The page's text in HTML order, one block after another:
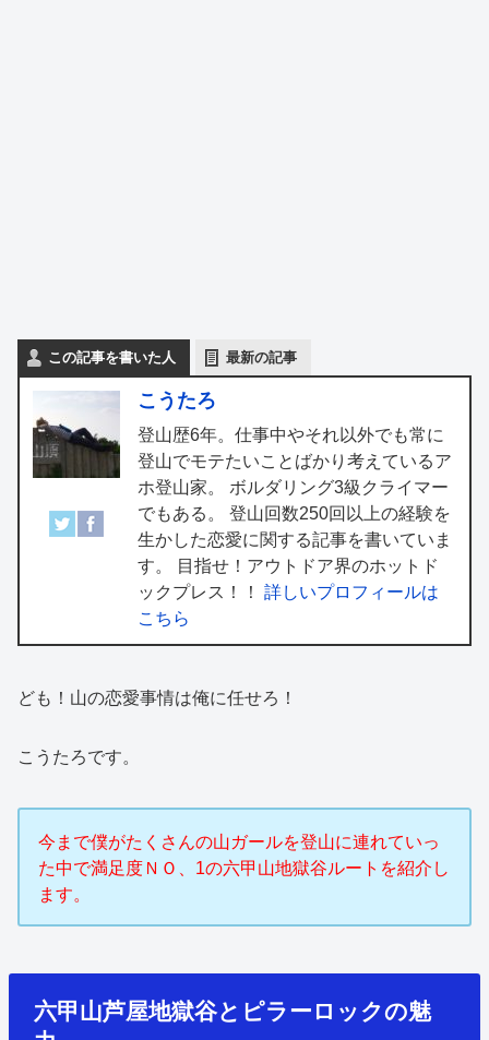
この記事を書いた人 最新の記事
こうたろ
登山歴6年。仕事中やそれ以外でも常に
登山でモテたいことばかり考えているア
ホ登山家。 ボルダリング3級クライマー
でもある。 登山回数250回以上の経験を
生かした恋愛に関する記事を書いていま
す。 目指せ！アウトドア界のホットド
ックプレス！！詳しいプロフィールは
こちら
ども！山の恋愛事情は俺に任せろ！
こうたろです。
今まで僕がたくさんの山ガールを登山に連れていっ
た中で満足度ＮＯ、1の六甲山地獄谷ルートを紹介し
ます。
六甲山芦屋地獄谷とピラーロックの魅